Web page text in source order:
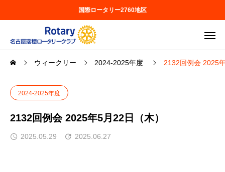
国際ロータリー2760地区
ウィークリー 2024-2025年度 2132回例会 2025
2024-2025年度
2132回例会 2025年5月22日（木）
2025.05.29 2025.06.27